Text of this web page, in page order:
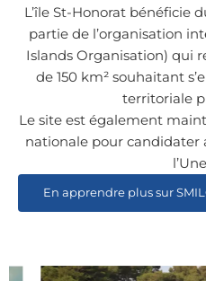
L’île St-Honorat bénéficie
partie de l’organisation
Islands Organisation) qui
de 150 km² souhaitant
territoriale
Le site est également
nationale pour
En apprendre plus sur